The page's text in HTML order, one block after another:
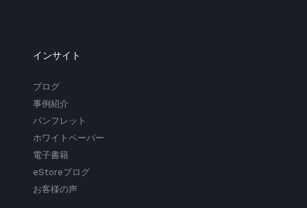
インサイト
ブログ
事例紹介
パンフレット
ホワイトペーパー
電子書籍
eStoreブログ
お客様の声